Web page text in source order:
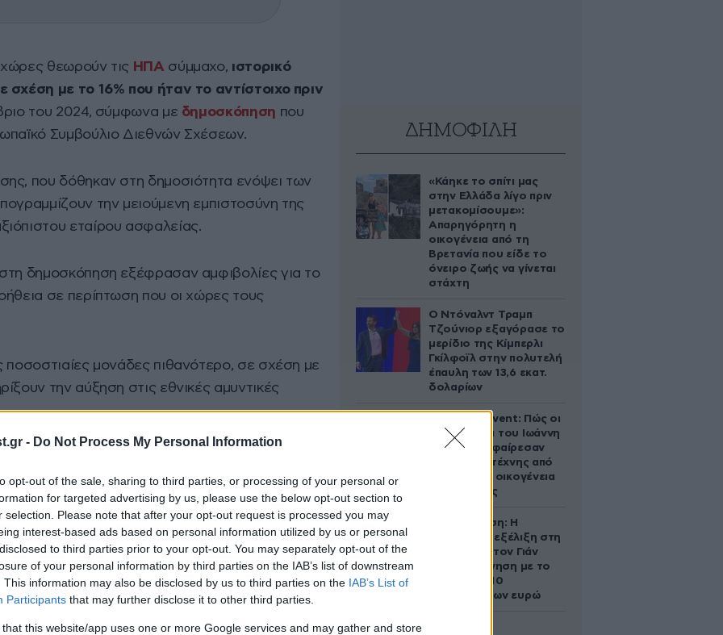
- Do Not Process My Personal Information
opt-out of the sale, sharing to third parties, or processing of your personal or
for targeted advertising by us, please use the below opt-out section to
selection. Please note that after your opt-out request is processed you may
interest-based ads based on personal information utilized by us or personal
to third parties prior to your opt-out. You may separately opt-out of the
of your personal information by third parties on the IAB’s list of downstream
This information may also be disclosed by us to third parties on the IAB’s List of
Participants that may further disclose it to other third parties.
that this website/app uses one or more Google services and may gather and store
θεωρούν τις ΗΠΑ σύμμαχο, ιστορικό
με το 16% που ήταν το αντίστοιχο πριν
του 2024, σύμφωνα με δημοσκόπηση που
Συμβούλιο Διεθνών Σχέσεων.
που δόθηκαν στη δημοσιότητα ενόψει των
την μειούμενη εμπιστοσύνη της
εταίρου ασφαλείας.
δημοσκόπηση εξέφρασαν αμφιβολίες για το
σε περίπτωση που οι χώρες τους
ποσοστιαίες μονάδες πιθανότερο, σε σχέση με
την αύξηση στις εθνικές αμυντικές
μια καθαρή πλειοψηφία παραμένει
ΔΗΜΟΦΙΛΗ
«Κάηκε το σπίτι μας
στην Ελλάδα λίγο πριν
μετακομίσουμε»:
Απαρηγόρητη η
οικογένεια από τη
Βρετανία που είδε το
όνειρο ζωής να γίνεται
στάχτη
Ο Ντόναλντ Τραμπ
Τζούνιορ εξαγόρασε το
μερίδιο της Κίμπερλι
Γκίλφοϊλ στην πολυτελή
έπαυλη των 13,6 εκατ.
δολαρίων
Παλάτι Marivent: Πώς οι
κληρονόμοι του Ιωάννη
Σαριδάκη αφαίρεσαν
1.300 έργα τέχνης από
τη βασιλική οικογένεια
της Ισπανίας
Αθηνά Ωνάση: Η
απρόσμενη εξέλιξη στη
διαμάχη με τον Γιάν
Τοπς – Η κίνηση με το
άλογο των 10
εκατομμυρίων ευρώ